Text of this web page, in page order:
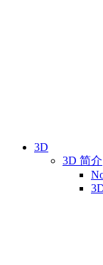
3D
3D 简介